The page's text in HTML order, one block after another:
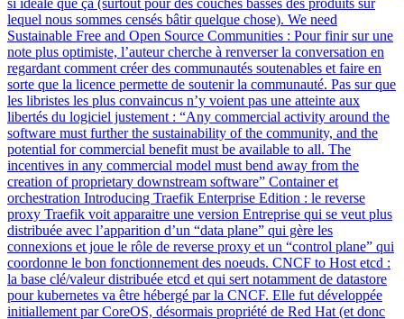
si idéale que ça (surtout pour des couches basses des produits sur
lequel nous sommes censés bâtir quelque chose). We need
Sustainable Free and Open Source Communities : Pour finir sur une
note plus optimiste, l’auteur cherche à renverser la conversation en
regardant comment créer des communautés soutenables et faire en
sorte que la licence permette de soutenir la communauté. Pas sur que
les libristes les plus convaincus n’y voient pas une atteinte aux
libertés du logiciel justement : “Any commercial activity around the
software must further the sustainability of the community, and the
potential for commercial benefit must be available to all. The
incentives in any commercial model must bend away from the
creation of proprietary downstream software” Container et
orchestration Introducing Traefik Enterprise Edition : le reverse
proxy Traefik voit apparaitre une version Entreprise qui se veut plus
distribuée avec l’apparition d’un “data plane” qui gère les
connexions et joue le rôle de reverse proxy et un “control plane” qui
coordonne le bon fonctionnement des noeuds. CNCF to Host etcd :
la base clé/valeur distribuée etcd et qui sert notamment de datastore
pour kubernetes va être hébergé par la CNCF. Elle fut développée
initiallement par CoreOS, désormais propriété de Red Hat (et donc